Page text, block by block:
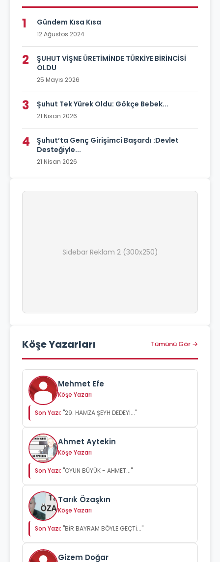
1 Gündem Kısa Kısa
12 Ağustos 2024
2
ŞUHUT VİŞNE ÜRETİMİNDE TÜRKİYE BİRİNCİSİ
OLDU
25 Mayıs 2026
3 Şuhut Tek Yürek Oldu: Gökçe Bebek...
21 Nisan 2026
4
Şuhut’ta Genç Girişimci Başardı :Devlet
Desteğiyle...
21 Nisan 2026
Sidebar Reklam 2 (300x250)
Köşe Yazarları Tümünü Gör →
Mehmet Efe
Köşe Yazarı
Son Yazı: "29. HAMZA ŞEYH DEDEYİ..."
Ahmet Aytekin
Köşe Yazarı
Son Yazı: "OYUN BÜYÜK - AHMET..."
Tarık Özaşkın
Köşe Yazarı
Son Yazı: "BİR BAYRAM BÖYLE GEÇTİ..."
Gizem Doğar